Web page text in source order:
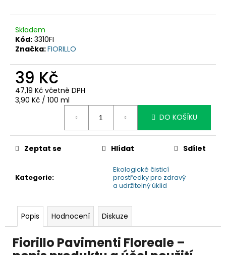
Skladem
Kód: 3310FI
Značka:FIORILLO
39 Kč
47,19 Kč včetně DPH
Měrná
3,90 Kč / 100 ml
DO KOŠÍKU
Kategorie:
Ekologické čisticí
prostředky pro zdravý
a udržitelný úklid
Zeptat se Hlídat Sdílet
Popis Hodnocení Diskuze
Fiorillo Pavimenti Floreale –
p
o
u
č
u
e